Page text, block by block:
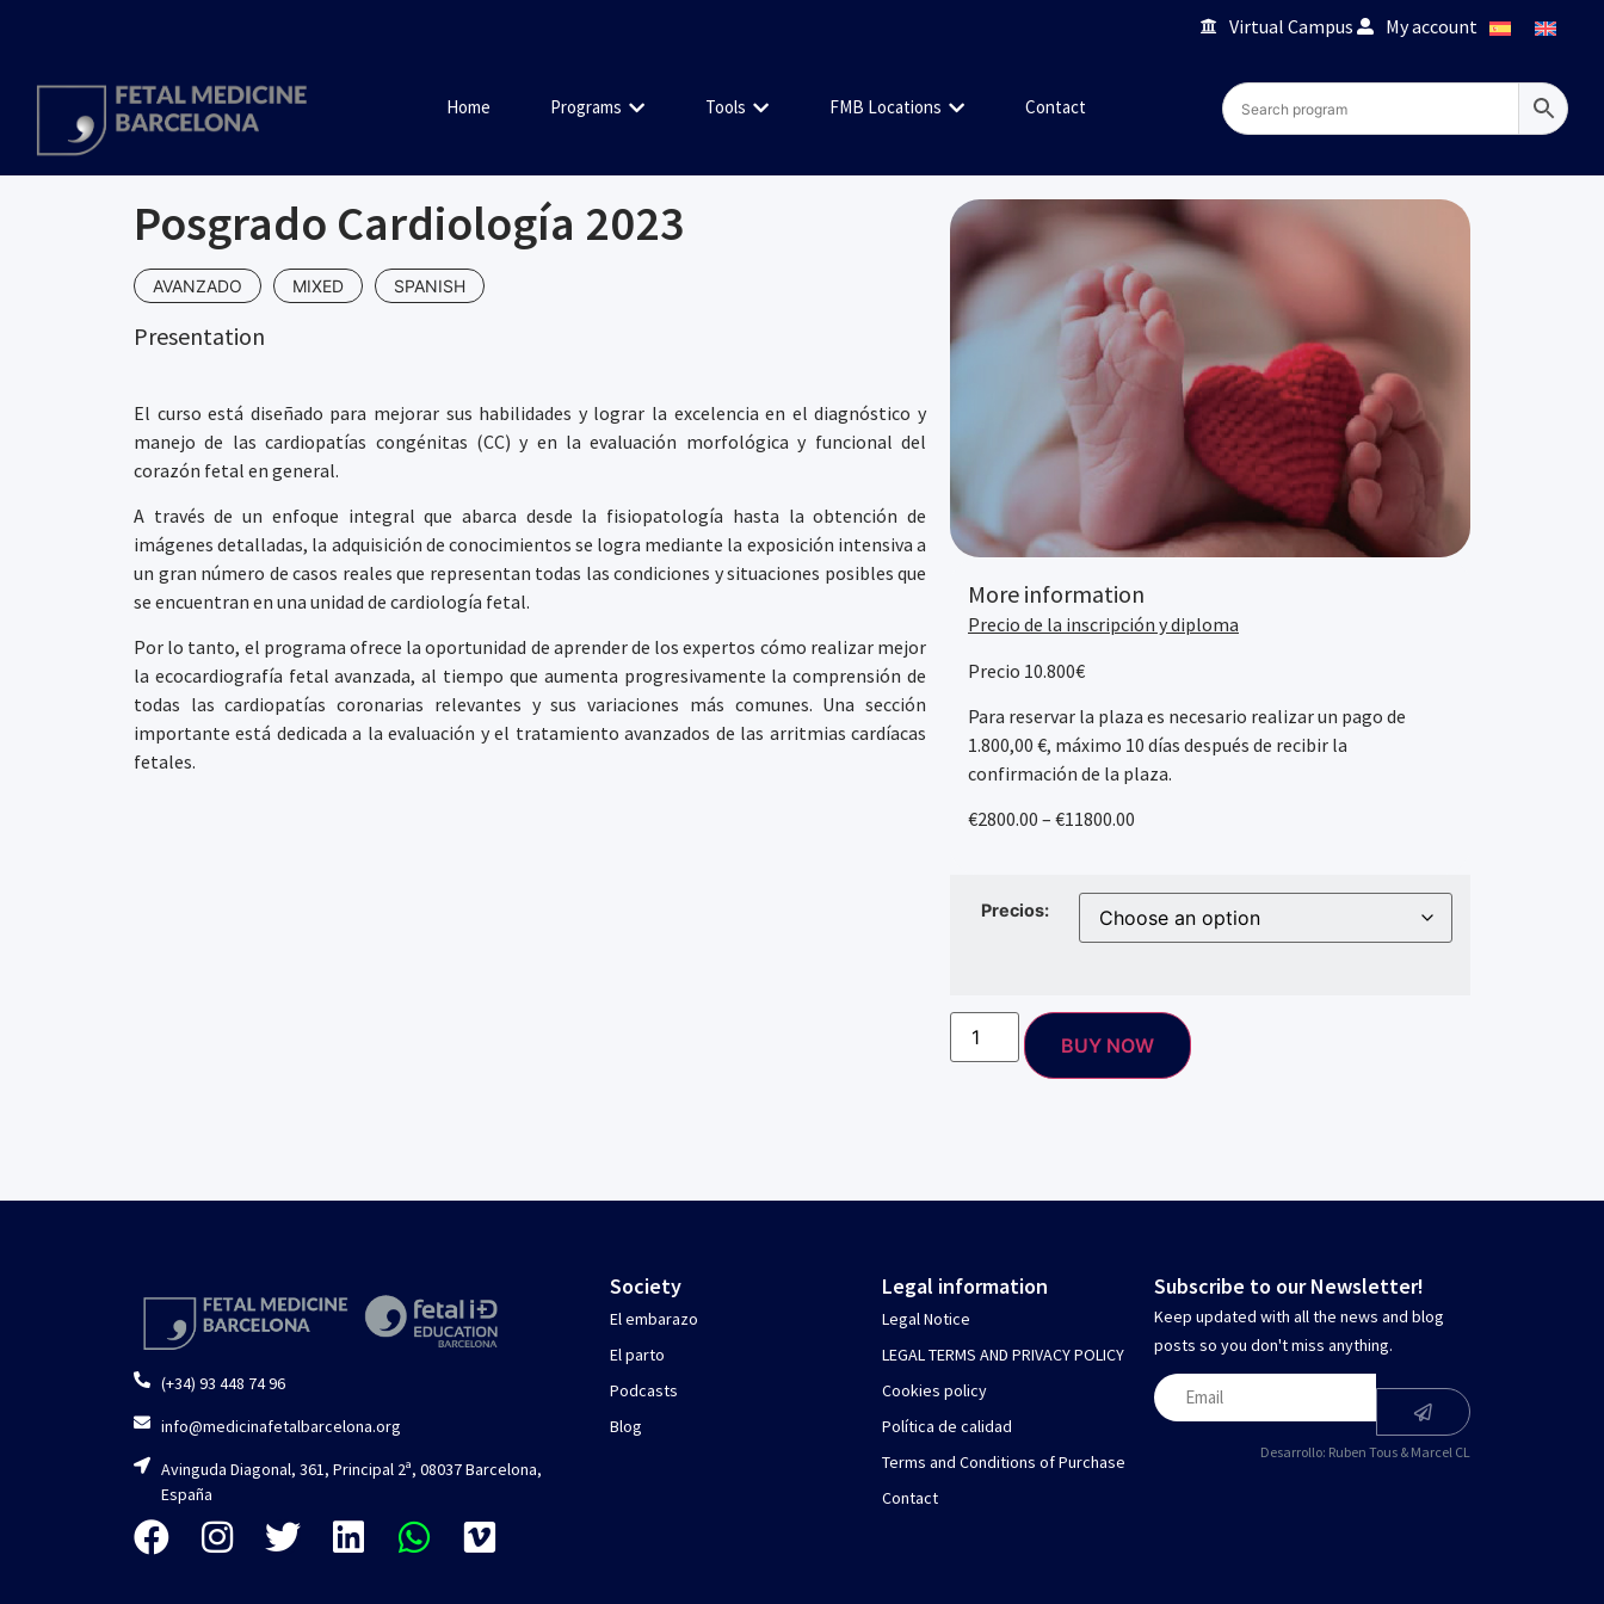
Virtual Campus My account
Home Programs Tools FMB Locations Contact
Posgrado Cardiología 2023
AVANZADO MIXED SPANISH
Presentation
El curso está diseñado para mejorar sus habilidades y lograr la excelencia en el diagnóstico y
manejo de las cardiopatías congénitas (CC) y en la evaluación morfológica y funcional del
corazón fetal en general.
A través de un enfoque integral que abarca desde la fisiopatología hasta la obtención de
imágenes detalladas, la adquisición de conocimientos se logra mediante la exposición intensiva a
un gran número de casos reales que representan todas las condiciones y situaciones posibles que
se encuentran en una unidad de cardiología fetal.
Por lo tanto, el programa ofrece la oportunidad de aprender de los expertos cómo realizar mejor
la ecocardiografía fetal avanzada, al tiempo que aumenta progresivamente la comprensión de
todas las cardiopatías coronarias relevantes y sus variaciones más comunes. Una sección
importante está dedicada a la evaluación y el tratamiento avanzados de las arritmias cardíacas
fetales.
More information
Precio de la inscripción y diploma
Precio 10.800€
Para reservar la plaza es necesario realizar un pago de
1.800,00 €, máximo 10 días después de recibir la
confirmación de la plaza.
€2800.00 – €11800.00
Precios:
BUY NOW
(+34) 93 448 74 96
info@medicinafetalbarcelona.org
Avinguda Diagonal, 361, Principal 2ª, 08037 Barcelona,
España
Society
El embarazo
El parto
Podcasts
Blog
Legal information
Legal Notice
LEGAL TERMS AND PRIVACY POLICY
Cookies policy
Política de calidad
Terms and Conditions of Purchase
Contact
Subscribe to our Newsletter!
Keep updated with all the news and blog
posts so you don't miss anything.
Desarrollo: Ruben Tous & Marcel CL